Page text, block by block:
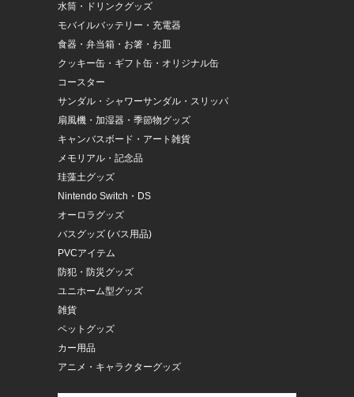
水筒・ドリンクグッズ
モバイルバッテリー・充電器
食器・弁当箱・お箸・お皿
クッキー缶・ギフト缶・オリジナル缶
コースター
サンダル・シャワーサンダル・スリッパ
扇風機・加湿器・季節物グッズ
キャンバスボード・アート雑貨
メモリアル・記念品
珪藻土グッズ
Nintendo Switch・DS
オーロラグッズ
バスグッズ (バス用品)
PVCアイテム
防犯・防災グッズ
ユニホーム型グッズ
雑貨
ペットグッズ
カー用品
アニメ・キャラクターグッズ